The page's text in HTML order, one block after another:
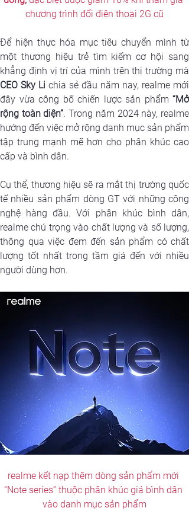
chương trình đổi điện thoại 2G cũ
Để hiện thực hóa mục tiêu chuyển mình từ
một thương hiệu trẻ tìm kiếm cơ hội sang
CEO Sky Li chia sẻ đầu năm nay, realme mới
đây vừa công bố chiến lược sản phẩm “Mở
rộng toàn diện”. Trong năm 2024 này, realme
hướng đến việc mở rộng danh mục sản phẩm
tập trung mạnh mẽ hơn cho phân khúc cao
cấp và bình dân.
Cụ thể, thương hiệu sẽ ra mắt thị trường quốc
tế nhiều sản phẩm dòng GT với những công
nghệ hàng đầu. Với phân khúc bình dân,
realme chú trọng vào chất lượng và số lượng,
thông qua việc đem đến sản phẩm có chất
lượng tốt nhất trong tầm giá đến với nhiều
người dùng hơn.
realme kết nạp thêm dòng sản phẩm mới
“Note series” thuộc phân khúc giá bình dân
vào danh mục sản phẩm